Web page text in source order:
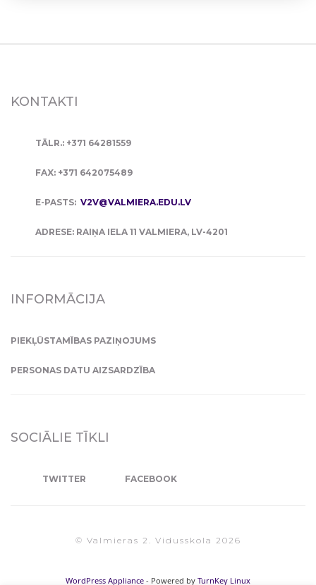
KONTAKTI
TĀLR.: +371 64281559
FAX: +371 642075489
E-PASTS: V2V@VALMIERA.EDU.LV
ADRESE: RAIŅA IELA 11 VALMIERA, LV-4201
INFORMĀCIJA
PIEKĻŪSTAMĪBAS PAZIŅOJUMS
PERSONAS DATU AIZSARDZĪBA
SOCIĀLIE TĪKLI
TWITTER FACEBOOK
© Valmieras 2. Vidusskola 2026
WordPress Appliance - Powered by TurnKey Linux